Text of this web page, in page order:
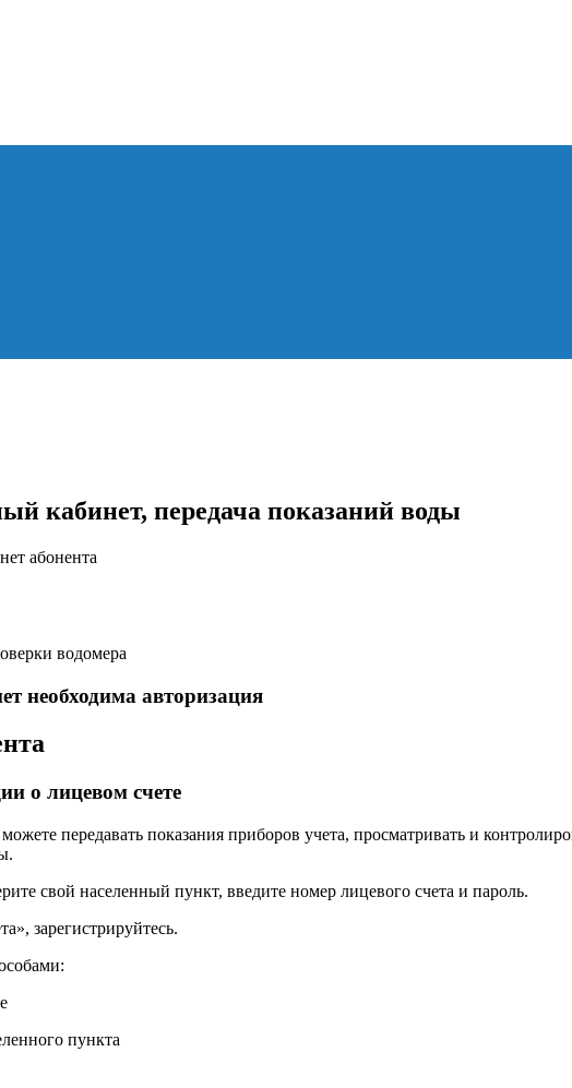
кабинет, передача показаний воды
абонента
водомера
необходима авторизация
о лицевом счете
передавать показания приборов учета, просматривать и
свой населенный пункт, введите номер лицевого счета и пароль.
зарегистрируйтесь.
пункта